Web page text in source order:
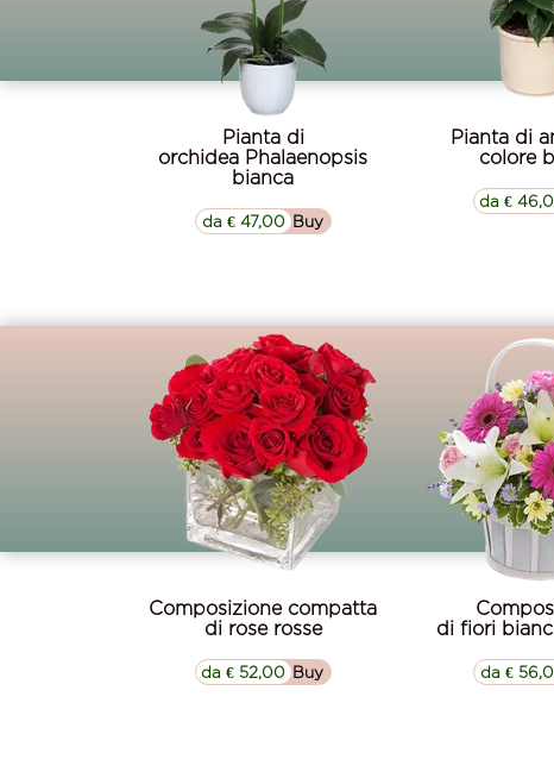
Pianta di
orchidea Phalaenopsis
bianca
▷▷ Buy
da € 47,00
Pianta di
colore
da €
Composizione compatta
di rose rosse
▷▷ Buy
da € 52,00
di fiori
da €